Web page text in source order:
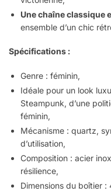
Une chaîne classique
ensemble d’un chic
Spécifications :
Genre : féminin,
Idéale pour un look
Steampunk, d’une
féminin,
Mécanisme : quartz,
d’utilisation,
Composition : acier
résilience,
Dimensions du boîtier